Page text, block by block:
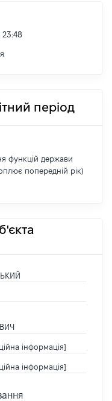
23:48
період
функцій держави
попередній рік)
інформація]
інформація]